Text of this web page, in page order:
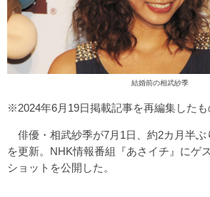
結婚前の相武紗季
※2024年6月19日掲載記事を再編集したも
俳優・相武紗季が7月1日、約2カ月半ぶ
を更新。NHK情報番組『あさイチ』にゲ
ショットを公開した。